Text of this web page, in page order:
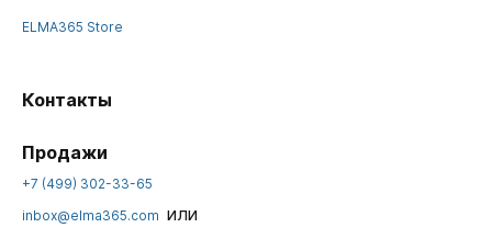
ELMA365 Store
Контакты
Продажи
+7 (499) 302-33-65
inbox@elma365.com или